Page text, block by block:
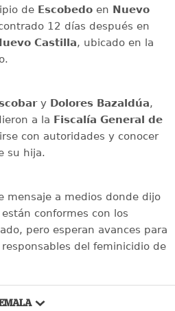
de Escobedoen Nuevo
12 días después en
Castilla, ubicado en la
y Dolores Bazaldúa,
a la Fiscalía General de
con autoridades y conocer
su hija.
mensaje a medios donde dijo
conformes con los
pero esperan avances para
del feminicidio de